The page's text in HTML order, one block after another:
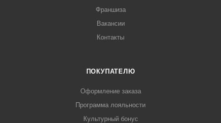
Франшиза
Вакансии
Контакты
ПОКУПАТЕЛЮ
Оформление заказа
Программа лояльности
Культурный бонус